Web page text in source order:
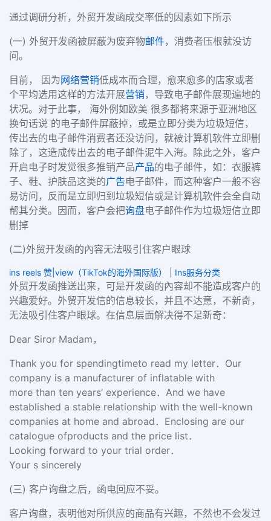
通过调研分析，外贸开发函成交率低的因素如下所示
(一) 外贸开发函被屏蔽为废弃物邮件，消费者压根就没访
问。
目前， 因为网络营销低成本而合理，愈来愈多的店家或者
个平均选用这样的方法开展营销 ，导致电子邮件展现遍地的
状况。对于此事， 海外例如欧美 很多都将来源于亚洲地区
换句话说 的电子邮件屏蔽掉，或是立即分类为垃圾短信，
传出去的电子邮件消费者还没访问，就被计算机软件立即删
除了，这造成传出去的电子邮件泥牛入海。除此之外，客户
开启电子时发觉很多推销产品产品的电子邮件，如：衣服裤
子、鞋、护肤品这类的广告电子邮件，而这种客户一般不容
易访问，反而是立即归到垃圾短信或是计算机软件会全自动
帮其分类。因而，客户会把询盘电子邮件作为垃圾短信立即
删掉
(二)外贸开发函的內容无法吸引住客户眼球
ins reels 赞|view（TikTok的海外国际版） Ins服务分类
外贸开发函推送出来，可是开发函的內容却不能造成客户的
兴趣爱好。外贸开发信的信息较长，并且不达意，不新奇，
无法吸引住客户眼球。在信息层面解决得不足新奇：
Dear Siror Madam，
Thank you for spendingtimeto read my letter．Our
company is a manufacturer of inflatable with
more than ten years’ experience．And we have
established a stable relationship with the well-known
companies at home and abroad．Enclosing are our
catalogue ofproducts and the price list．
Looking forward to your trial order．
Your s sincerely
(三) 客户询盘之后，函电回应不妥。
客户询盘，表明他对所供应的商品有兴趣，不然也不会发过